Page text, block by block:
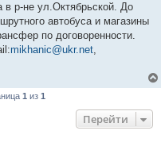
в р-не ул.Октябрьской. До
автобуса и магазины
по договоренности.
mikhanic@ukr.net,
1 из 1
Перейти